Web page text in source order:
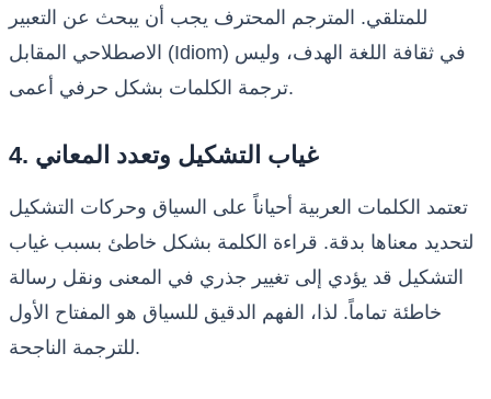
للمتلقي. المترجم المحترف يجب أن يبحث عن التعبير
الاصطلاحي المقابل (Idiom) في ثقافة اللغة الهدف، وليس
ترجمة الكلمات بشكل حرفي أعمى.
4. غياب التشكيل وتعدد المعاني
تعتمد الكلمات العربية أحياناً على السياق وحركات التشكيل
لتحديد معناها بدقة. قراءة الكلمة بشكل خاطئ بسبب غياب
التشكيل قد يؤدي إلى تغيير جذري في المعنى ونقل رسالة
خاطئة تماماً. لذا، الفهم الدقيق للسياق هو المفتاح الأول
للترجمة الناجحة.